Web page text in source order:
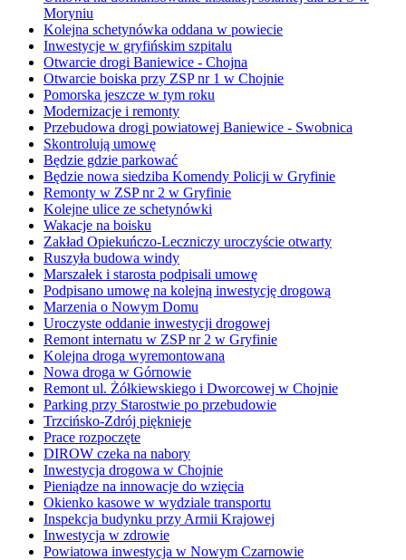
Moryniu
Kolejna schetynówka oddana w powiecie
Inwestycje w gryfińskim szpitalu
Otwarcie drogi Baniewice - Chojna
Otwarcie boiska przy ZSP nr 1 w Chojnie
Pomorska jeszcze w tym roku
Modernizacje i remonty
Przebudowa drogi powiatowej Baniewice - Swobnica
Skontrolują umowę
Będzie gdzie parkować
Będzie nowa siedziba Komendy Policji w Gryfinie
Remonty w ZSP nr 2 w Gryfinie
Kolejne ulice ze schetynówki
Wakacje na boisku
Zakład Opiekuńczo-Leczniczy uroczyście otwarty
Ruszyła budowa windy
Marszałek i starosta podpisali umowę
Podpisano umowę na kolejną inwestycję drogową
Marzenia o Nowym Domu
Uroczyste oddanie inwestycji drogowej
Remont internatu w ZSP nr 2 w Gryfinie
Kolejna droga wyremontowana
Nowa droga w Górnowie
Remont ul. Żółkiewskiego i Dworcowej w Chojnie
Parking przy Starostwie po przebudowie
Trzcińsko-Zdrój pięknieje
Prace rozpoczęte
DIROW czeka na nabory
Inwestycja drogowa w Chojnie
Pieniądze na innowacje do wzięcia
Okienko kasowe w wydziale transportu
Inspekcja budynku przy Armii Krajowej
Inwestycja w zdrowie
Powiatowa inwestycja w Nowym Czarnowie